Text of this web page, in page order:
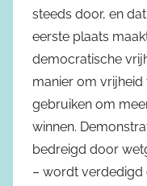
steeds door, en
eerste plaats
democratische
manier om
gebruiken om
winnen.
bedreigd door
– wordt verdedigd